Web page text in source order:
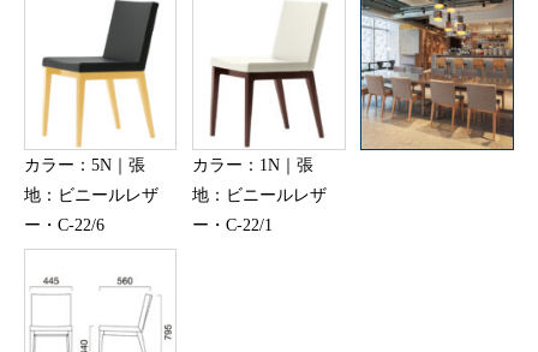
カラー：5N｜張
地：ビニールレザ
ー・C-22/6
カラー：1N｜張
地：ビニールレザ
ー・C-22/1